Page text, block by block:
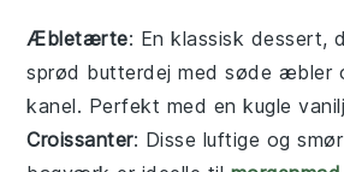
Æbletærte: En klassisk dessert,
sprød butterdej med søde æbler
kanel. Perfekt med en kugle
Croissanter: Disse luftige og